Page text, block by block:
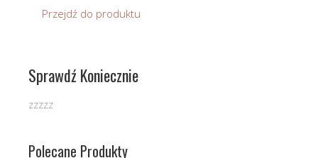
Przejdź do produktu
Sprawdź Koniecznie
zzzzz
Polecane Produkty